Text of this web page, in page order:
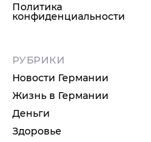
Политика
конфиденциальности
РУБРИКИ
Новости Германии
Жизнь в Германии
Деньги
Здоровье